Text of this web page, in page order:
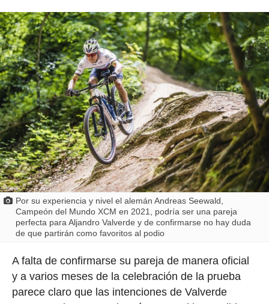
Por su experiencia y nivel el alemán Andreas Seewald,
Campeón del Mundo XCM en 2021, podría ser una pareja
perfecta para Aljandro Valverde y de confirmarse no hay duda
de que partirán como favoritos al podio
A falta de confirmarse su pareja de manera oficial
y a varios meses de la celebración de la prueba
parece claro que las intenciones de Valverde